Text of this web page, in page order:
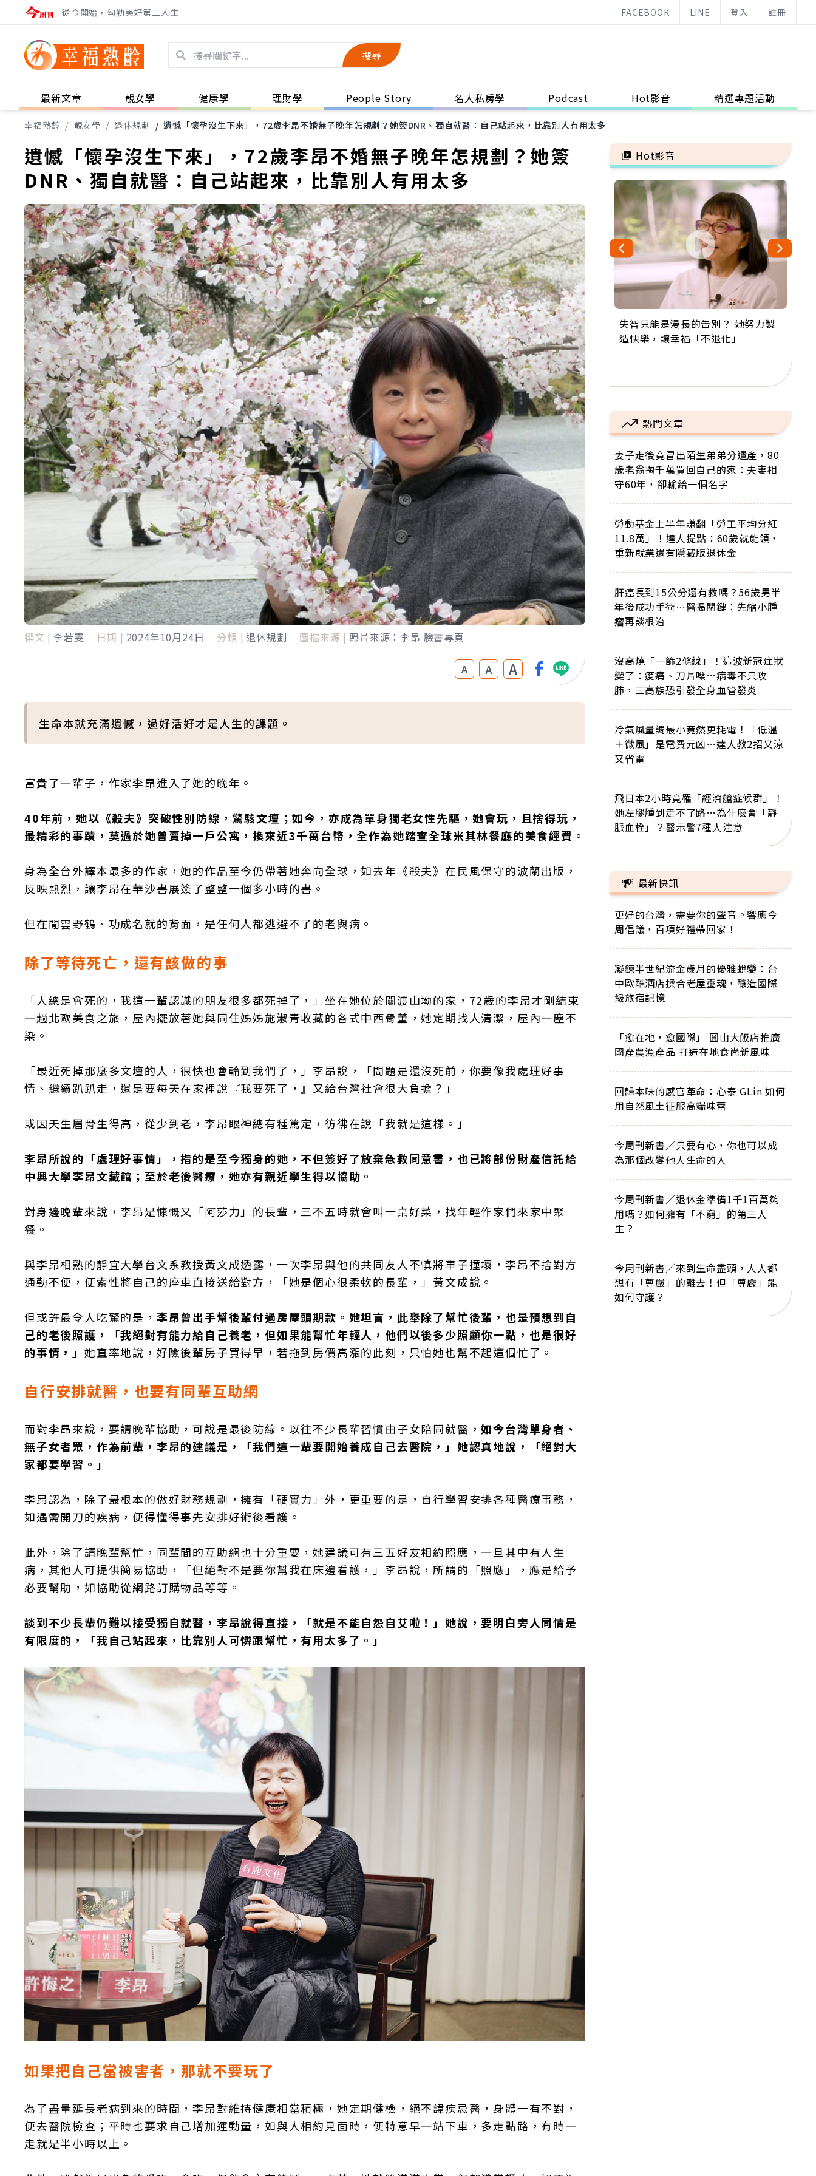
從今開始，勾勒美好第二人生 FACEBOOK LINE 登入 註冊
搜尋
最新文章 靚女學 健康學 理財學 People Story 名人私房學 Podcast Hot影音 精選專題活動
幸福熟齡 / 靚女學 / 退休規劃 / 遺憾「懷孕沒生下來」，72歲李昂不婚無子晚年怎規劃？她簽DNR、獨自就醫：自己站起來，比靠別人有用太多
遺憾「懷孕沒生下來」，72歲李昂不婚無子晚年怎規劃？她簽
DNR、獨自就醫：自己站起來，比靠別人有用太多
撰文 | 李若雯 日期 | 2024年10月24日 分類 | 退休規劃 圖檔來源 | 照片來源：李昂 臉書專頁
A A A
生命本就充滿遺憾，過好活好才是人生的課題。
富貴了一輩子，作家李昂進入了她的晚年。
40年前，她以《殺夫》突破性別防線，驚駭文壇；如今，亦成為單身獨老女性先驅，她會玩，且捨得玩，
最精彩的事蹟，莫過於她曾賣掉一戶公寓，換來近3千萬台幣，全作為她踏查全球米其林餐廳的美食經費。
身為全台外譯本最多的作家，她的作品至今仍帶著她奔向全球，如去年《殺夫》在民風保守的波蘭出版，
反映熱烈，讓李昂在華沙書展簽了整整一個多小時的書。
但在閒雲野鶴、功成名就的背面，是任何人都逃避不了的老與病。
除了等待死亡，還有該做的事
「人總是會死的，我這一輩認識的朋友很多都死掉了，」坐在她位於關渡山坳的家，72歲的李昂才剛結束
一趟北歐美食之旅，屋內擺放著她與同住姊姊施淑青收藏的各式中西骨董，她定期找人清潔，屋內一塵不
染。
「最近死掉那麼多文壇的人，很快也會輪到我們了，」李昂說，「問題是還沒死前，你要像我處理好事
情、繼續趴趴走，還是要每天在家裡說『我要死了，』又給台灣社會很大負擔？」
或因天生眉骨生得高，從少到老，李昂眼神總有種篤定，彷彿在說「我就是這樣。」
李昂所說的「處理好事情」，指的是至今獨身的她，不但簽好了放棄急救同意書，也已將部份財產信託給
中興大學李昂文藏館；至於老後醫療，她亦有親近學生得以協助。
對身邊晚輩來說，李昂是慷慨又「阿莎力」的長輩，三不五時就會叫一桌好菜，找年輕作家們來家中聚
餐。
與李昂相熟的靜宜大學台文系教授黃文成透露，一次李昂與他的共同友人不慎將車子撞壞，李昂不捨對方
通勤不便，便索性將自己的座車直接送給對方，「她是個心很柔軟的長輩，」黃文成說。
但或許最令人吃驚的是， 李昂曾出手幫後輩付過房屋頭期款。她坦言，此舉除了幫忙後輩，也是預想到自
己的老後照護，「我絕對有能力給自己養老，但如果能幫忙年輕人，他們以後多少照顧你一點，也是很好
的事情，」 她直率地說，好險後輩房子買得早，若拖到房價高漲的此刻，只怕她也幫不起這個忙了。
自行安排就醫，也要有同輩互助網
而對李昂來說，要請晚輩協助，可說是最後防線。以往不少長輩習慣由子女陪同就醫，如今台灣單身者、
無子女者眾，作為前輩，李昂的建議是，「我們這一輩要開始養成自己去醫院，」她認真地說，「絕對大
家都要學習。」
李昂認為，除了最根本的做好財務規劃，擁有「硬實力」外，更重要的是，自行學習安排各種醫療事務，
如遇需開刀的疾病，便得懂得事先安排好術後看護。
此外，除了請晚輩幫忙，同輩間的互助網也十分重要，她建議可有三五好友相約照應，一旦其中有人生
病，其他人可提供簡易協助，「但絕對不是要你幫我在床邊看護，」李昂說，所謂的「照應」，應是給予
必要幫助，如協助從網路訂購物品等等。
談到不少長輩仍難以接受獨自就醫，李昂說得直接，「就是不能自怨自艾啦！」她說，要明白旁人同情是
有限度的，「我自己站起來，比靠別人可憐跟幫忙，有用太多了。」
如果把自己當被害者，那就不要玩了
為了盡量延長老病到來的時間，李昂對維持健康相當積極，她定期健檢，絕不諱疾忌醫，身體一有不對，
便去醫院檢查；平時也要求自己增加運動量，如與人相約見面時，便特意早一站下車，多走點路，有時一
走就是半小時以上。
Hot影音
失智只能是漫長的告別？ 她努力製
造快樂，讓幸福「不退化」
來自剛果的巧克力神父 為台灣奉獻
36年 「台灣是我的家，我連作夢都
63歲卸矽谷副總、搬回台灣找快
樂！「蛋黃哥小丑」走進安養院，
104歲打破金氏世界紀錄 成為全球
最年長羽球選手，分享長壽的秘密
事業巔峰他選擇追夢…黑手阿伯拉
小提琴還登上小巨蛋！連CNN都大
熱門文章
妻子走後竟冒出陌生弟弟分遺產，80
歲老翁掏千萬買回自己的家：夫妻相
守60年，卻輸給一個名字
勞動基金上半年賺翻「勞工平均分紅
11.8萬」！達人提點：60歲就能領，
重新就業還有隱藏版退休金
肝癌長到15公分還有救嗎？56歲男半
年後成功手術…醫揭關鍵：先縮小腫
瘤再談根治
沒高燒「一篩2條線」！這波新冠症狀
變了：痠痛、刀片嗓…病毒不只攻
肺，三高族恐引發全身血管發炎
冷氣風量調最小竟然更耗電！「低溫
＋微風」是電費元凶…達人教2招又涼
又省電
飛日本2小時竟罹「經濟艙症候群」！
她左腿腫到走不了路…為什麼會「靜
脈血栓」？醫示警7種人注意
最新快訊
更好的台灣，需要你的聲音。響應今
周倡議，百項好禮帶回家！
凝鍊半世紀流金歲月的優雅蛻變：台
中歐酷酒店揉合老屋靈魂，釀造國際
級旅宿記憶
「愈在地，愈國際」 圓山大飯店推廣
國產農漁產品 打造在地食尚新風味
回歸本味的感官革命：心泰 GLin 如何
用自然風土征服高端味蕾
今周刊新書／只要有心，你也可以成
為那個改變他人生命的人
今周刊新書／退休金準備1千1百萬夠
用嗎？如何擁有「不窮」的第三人
生？
今周刊新書／來到生命盡頭，人人都
想有「尊嚴」的離去！但「尊嚴」能
如何守護？